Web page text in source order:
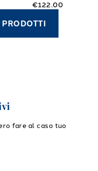
€122.00
fare al caso tuo
Lenzuola Cotone tinta